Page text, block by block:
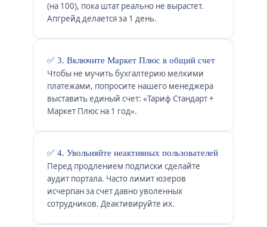
(на 100), пока штат реально не вырастет.
Апгрейд делается за 1 день.
✅ 3. Включите Маркет Плюс в общий счет
Чтобы не мучить бухгалтерию мелкими
платежами, попросите нашего менеджера
выставить единый счет: «Тариф Стандарт +
Маркет Плюс на 1 год».
✅ 4. Увольняйте неактивных пользователей
Перед продлением подписки сделайте
аудит портала. Часто лимит юзеров
исчерпан за счет давно уволенных
сотрудников. Деактивируйте их.